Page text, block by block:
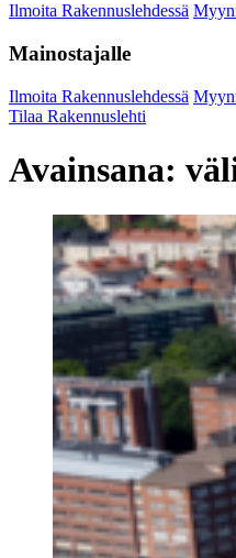
Ilmoita Rakennuslehdessä
Mainostajalle
Ilmoita Rakennuslehdessä
Tilaa Rakennuslehti
Avainsana: